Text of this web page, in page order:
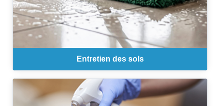
Entretien des sols